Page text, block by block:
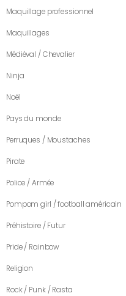
Maquillage professionnel
Maquillages
Médiéval / Chevalier
Ninja
Noël
Pays du monde
Perruques / Moustaches
Pirate
Police / Armée
Pompom girl / football américain
Préhistoire / Futur
Pride / Rainbow
Religion
Rock / Punk / Rasta